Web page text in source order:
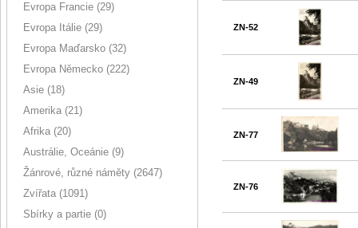
Evropa Francie (29)
Evropa Itálie (29)
Evropa Maďarsko (32)
Evropa Německo (222)
Asie (18)
Amerika (21)
Afrika (20)
Austrálie, Oceánie (9)
Žánrové, různé náměty (2647)
Zvířata (1091)
Sbírky a partie (0)
ZN-52
ZN-49
ZN-77
ZN-76